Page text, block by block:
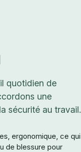
quotidien de
une
sécurité au travail.
ergonomique, ce qui
de blessure pour